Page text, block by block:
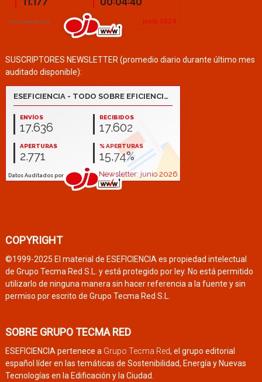
SUSCRIPTORES NEWSLETTER (promedio diario durante último mes
auditado disponible):
COPYRIGHT
©1999-2025 El material de ESEFICIENCIA es propiedad intelectual
de Grupo Tecma Red S.L. y está protegido por ley. No está permitido
utilizarlo de ninguna manera sin hacer referencia a la fuente y sin
permiso por escrito de Grupo Tecma Red S.L.
SOBRE GRUPO TECMA RED
ESEFICIENCIA pertenece a Grupo Tecma Red, el grupo editorial
español líder en las temáticas de Sostenibilidad, Energía y Nuevas
Tecnologías en la Edificación y la Ciudad.